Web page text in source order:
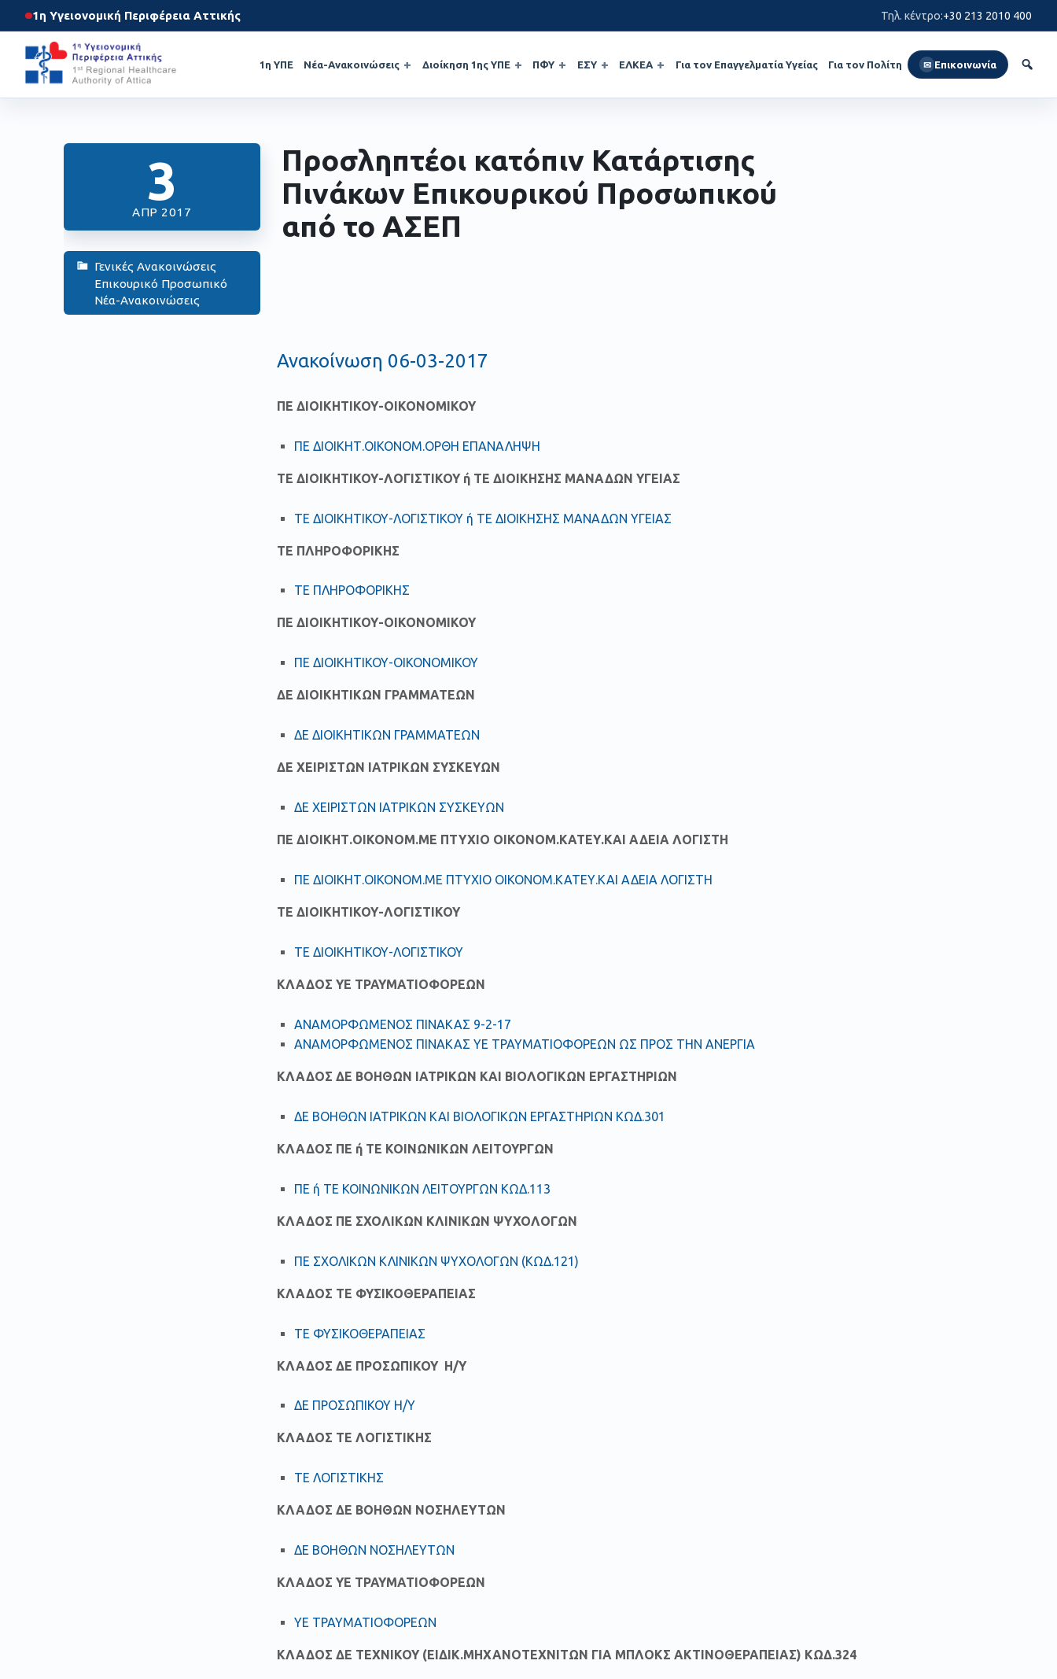
1η Υγειονομική Περιφέρεια Αττικής Τηλ. κέντρο:+30 213 2010 400
1η ΥΠΕ Νέα-Ανακοινώσεις Διοίκηση 1ης ΥΠΕ ΠΦΥ ΕΣΥ ΕΛΚΕΑ Για τον Επαγγελματία Υγείας Για τον Πολίτη ✉ Επικοινωνία
3
ΑΠΡ 2017
Γενικές Ανακοινώσεις
Επικουρικό Προσωπικό
Νέα-Ανακοινώσεις
Προσληπτέοι κατόπιν Κατάρτισης
Πινάκων Επικουρικού Προσωπικού
από το ΑΣΕΠ
Ανακοίνωση 06-03-2017
ΠΕ ΔΙΟΙΚΗΤΙΚΟΥ-ΟΙΚΟΝΟΜΙΚΟΥ
ΠΕ ΔΙΟΙΚΗΤ.ΟΙΚΟΝΟΜ.ΟΡΘΗ ΕΠΑΝΑΛΗΨΗ
ΤΕ ΔΙΟΙΚΗΤΙΚΟΥ-ΛΟΓΙΣΤΙΚΟΥ ή ΤΕ ΔΙΟΙΚΗΣΗΣ ΜΑΝΑΔΩΝ ΥΓΕΙΑΣ
ΤΕ ΔΙΟΙΚΗΤΙΚΟΥ-ΛΟΓΙΣΤΙΚΟΥ ή ΤΕ ΔΙΟΙΚΗΣΗΣ ΜΑΝΑΔΩΝ ΥΓΕΙΑΣ
ΤΕ ΠΛΗΡΟΦΟΡΙΚΗΣ
ΤΕ ΠΛΗΡΟΦΟΡΙΚΗΣ
ΠΕ ΔΙΟΙΚΗΤΙΚΟΥ-ΟΙΚΟΝΟΜΙΚΟΥ
ΠΕ ΔΙΟΙΚΗΤΙΚΟΥ-ΟΙΚΟΝΟΜΙΚΟΥ
ΔΕ ΔΙΟΙΚΗΤΙΚΩΝ ΓΡΑΜΜΑΤΕΩΝ
ΔΕ ΔΙΟΙΚΗΤΙΚΩΝ ΓΡΑΜΜΑΤΕΩΝ
ΔΕ ΧΕΙΡΙΣΤΩΝ ΙΑΤΡΙΚΩΝ ΣΥΣΚΕΥΩΝ
ΔΕ ΧΕΙΡΙΣΤΩΝ ΙΑΤΡΙΚΩΝ ΣΥΣΚΕΥΩΝ
ΠΕ ΔΙΟΙΚΗΤ.ΟΙΚΟΝΟΜ.ΜΕ ΠΤΥΧΙΟ ΟΙΚΟΝΟΜ.ΚΑΤΕΥ.ΚΑΙ ΑΔΕΙΑ ΛΟΓΙΣΤΗ
ΠΕ ΔΙΟΙΚΗΤ.ΟΙΚΟΝΟΜ.ΜΕ ΠΤΥΧΙΟ ΟΙΚΟΝΟΜ.ΚΑΤΕΥ.ΚΑΙ ΑΔΕΙΑ ΛΟΓΙΣΤΗ
ΤΕ ΔΙΟΙΚΗΤΙΚΟΥ-ΛΟΓΙΣΤΙΚΟΥ
ΤΕ ΔΙΟΙΚΗΤΙΚΟΥ-ΛΟΓΙΣΤΙΚΟΥ
ΚΛΑΔΟΣ ΥΕ ΤΡΑΥΜΑΤΙΟΦΟΡΕΩΝ
ΑΝΑΜΟΡΦΩΜΕΝΟΣ ΠΙΝΑΚΑΣ 9-2-17
ΑΝΑΜΟΡΦΩΜΕΝΟΣ ΠΙΝΑΚΑΣ ΥΕ ΤΡΑΥΜΑΤΙΟΦΟΡΕΩΝ ΩΣ ΠΡΟΣ ΤΗΝ ΑΝΕΡΓΙΑ
ΚΛΑΔΟΣ ΔΕ ΒΟΗΘΩΝ ΙΑΤΡΙΚΩΝ ΚΑΙ ΒΙΟΛΟΓΙΚΩΝ ΕΡΓΑΣΤΗΡΙΩΝ
ΔΕ ΒΟΗΘΩΝ ΙΑΤΡΙΚΩΝ ΚΑΙ ΒΙΟΛΟΓΙΚΩΝ ΕΡΓΑΣΤΗΡΙΩΝ ΚΩΔ.301
ΚΛΑΔΟΣ ΠΕ ή ΤΕ ΚΟΙΝΩΝΙΚΩΝ ΛΕΙΤΟΥΡΓΩΝ
ΠΕ ή ΤΕ ΚΟΙΝΩΝΙΚΩΝ ΛΕΙΤΟΥΡΓΩΝ ΚΩΔ.113
ΚΛΑΔΟΣ ΠΕ ΣΧΟΛΙΚΩΝ ΚΛΙΝΙΚΩΝ ΨΥΧΟΛΟΓΩΝ
ΠΕ ΣΧΟΛΙΚΩΝ ΚΛΙΝΙΚΩΝ ΨΥΧΟΛΟΓΩΝ (ΚΩΔ.121)
ΚΛΑΔΟΣ ΤΕ ΦΥΣΙΚΟΘΕΡΑΠΕΙΑΣ
ΤΕ ΦΥΣΙΚΟΘΕΡΑΠΕΙΑΣ
ΚΛΑΔΟΣ ΔΕ ΠΡΟΣΩΠΙΚΟΥ Η/Υ
ΔΕ ΠΡΟΣΩΠΙΚΟΥ Η/Υ
ΚΛΑΔΟΣ ΤΕ ΛΟΓΙΣΤΙΚΗΣ
ΤΕ ΛΟΓΙΣΤΙΚΗΣ
ΚΛΑΔΟΣ ΔΕ ΒΟΗΘΩΝ ΝΟΣΗΛΕΥΤΩΝ
ΔΕ ΒΟΗΘΩΝ ΝΟΣΗΛΕΥΤΩΝ
ΚΛΑΔΟΣ ΥΕ ΤΡΑΥΜΑΤΙΟΦΟΡΕΩΝ
ΥΕ ΤΡΑΥΜΑΤΙΟΦΟΡΕΩΝ
ΚΛΑΔΟΣ ΔΕ ΤΕΧΝΙΚΟΥ (ΕΙΔΙΚ.ΜΗΧΑΝΟΤΕΧΝΙΤΩΝ ΓΙΑ ΜΠΛΟΚΣ ΑΚΤΙΝΟΘΕΡΑΠΕΙΑΣ) ΚΩΔ.324